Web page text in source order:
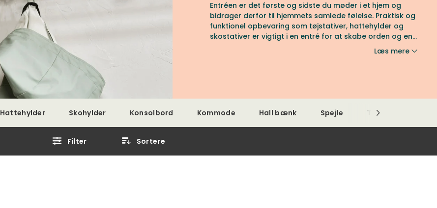
Entréen er det første og sidste du møder i et hjem og
bidrager derfor til hjemmets samlede følelse. Praktisk og
funktionel opbevaring som tøjstativer, hattehylder og
skostativer er vigtigt i en entré for at skabe orden og en
indbydende atmosfære. Måske er der brug for en bænk
Læs mere
Hattehylder Skohylder Konsolbord Kommode Hall bænk Spejle Tæpper
Filter Sortere